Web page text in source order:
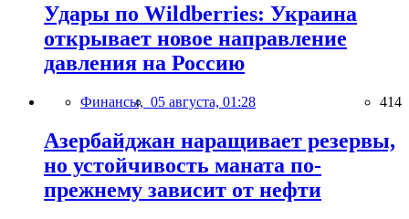
Удары по Wildberries: Украина
открывает новое направление
давления на Россию
Финансы, 05 августа, 01:28 414
Азербайджан наращивает резервы,
но устойчивость маната по-
прежнему зависит от нефти